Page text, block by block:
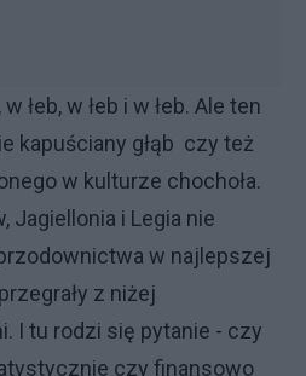
łeb, w łeb i w łeb. Ale ten
kapuściany głąb czy też
w kulturze chochoła.
Jagiellonia i Legia nie
w najlepszej
z niżej
I tu rodzi się pytanie - czy
czy finansowo